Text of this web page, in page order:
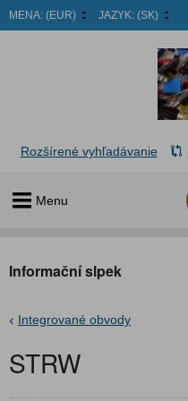
MENA: (EUR) JAZYK: (SK)
Menu
Rozšírené vyhľadávanie
Informační slpek
Integrované obvody
STRW